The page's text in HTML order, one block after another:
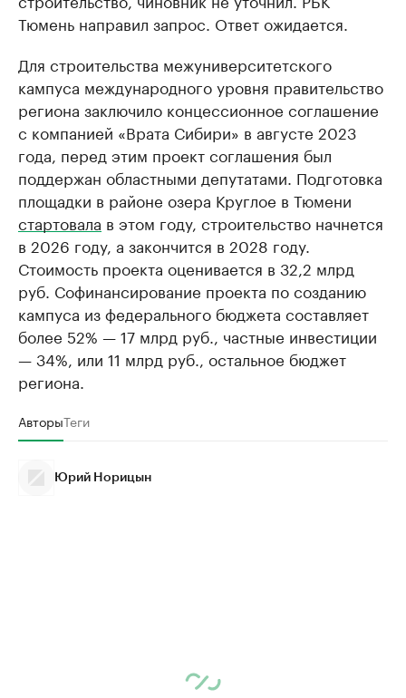
Тюмень направил запрос. Ответ ожидается.
Для строительства межуниверситетского
кампуса международного уровня правительство
региона заключило концессионное соглашение
с компанией «Врата Сибири» в августе 2023
года, перед этим проект соглашения был
поддержан областными депутатами. Подготовка
площадки в районе озера Круглое в Тюмени
стартовала в этом году, строительство начнется
в 2026 году, а закончится в 2028 году.
Стоимость проекта оценивается в 32,2 млрд
руб. Софинансирование проекта по созданию
кампуса из федерального бюджета составляет
более 52% — 17 млрд руб., частные инвестиции
— 34%, или 11 млрд руб., остальное бюджет
региона.
АвторыТеги
Юрий Норицын